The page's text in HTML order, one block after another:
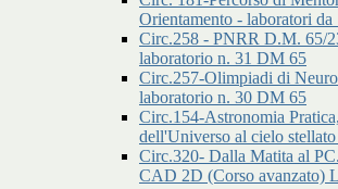
Orientamento - laboratori da
Circ.258 - PNRR D.M. 65/
laboratorio n. 31 DM 65
Circ.257-Olimpiadi di
laboratorio n. 30 DM 65
Circ.154-Astronomia
dell'Universo al cielo
Circ.320- Dalla Matita al
CAD 2D (Corso avanzato)